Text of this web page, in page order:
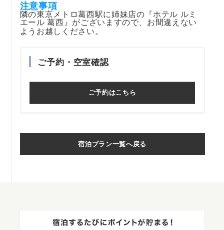
注意事項
隣の東京メトロ葛西駅に姉妹店の『ホテル ルミ
エール 葛西』がございますので、お間違えない
ようお越しください。
ご予約・空室確認
ご予約はこちら
宿泊プラン一覧へ戻る